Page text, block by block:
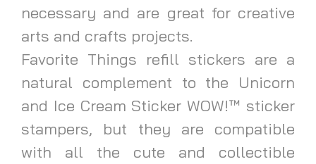
necessary and are great for creative
arts and crafts projects.
Favorite Things refill stickers are a
natural complement to the Unicorn
and Ice Cream Sticker WOW!™ sticker
stampers, but they are compatible
with all the cute and collectible